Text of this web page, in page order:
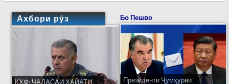
Ахбори рӯз
КҲФ: ҶАЛАСАИ ҲАЙАТИ
Бо Пешво
Президенти Ҷумҳурии